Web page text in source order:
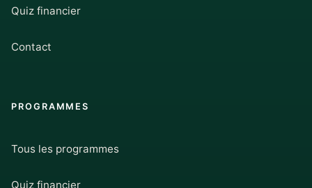
Quiz financier
Contact
PROGRAMMES
Tous les programmes
Quiz financier